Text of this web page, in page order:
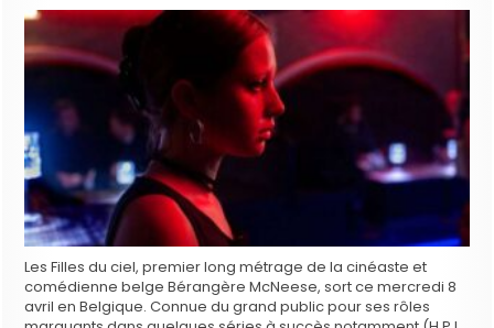
Les Filles du ciel, premier long métrage de la cinéaste et
comédienne belge Bérangère McNeese, sort ce mercredi 8
avril en Belgique. Connue du grand public pour ses rôles